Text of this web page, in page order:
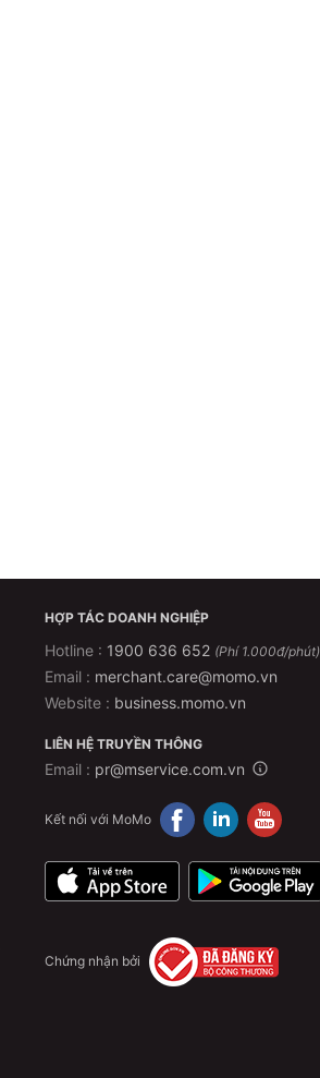
HỢP TÁC DOANH NGHIỆP
Hotline : 1900 636 652 (Phí 1.000đ/phút)
Email : merchant.care@momo.vn
Website : business.momo.vn
LIÊN HỆ TRUYỀN THÔNG
Email : pr@mservice.com.vn
Kết nối với MoMo
Chứng nhận bởi